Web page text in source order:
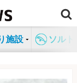
施設 ソル